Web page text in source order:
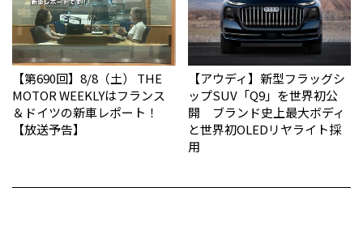
【第690回】8/8（土） THE
MOTOR WEEKLYはフランス
＆ドイツの新車レポート！
【放送予告】
【アウディ】新型フラッグシ
ップSUV「Q9」を世界初公
開 ブランド史上最大ボディ
と世界初OLEDリヤライト採
用